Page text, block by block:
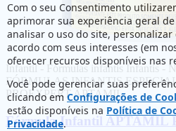
Infantil - Fórmulas infantisInfantis -
FÓRMULAS INFANTIS
PROEXPERTAPTAMIL
Fórmula Infantil APTAMIL
Com o seu Consentimento
aprimorar sua experiência geral
analisar o uso do site,
acordo com seus interesses (em
oferecer recursos disponíveis nas
Você pode gerenciar suas
clicando em Configurações de
estão disponíveis na Política de
Privacidade.